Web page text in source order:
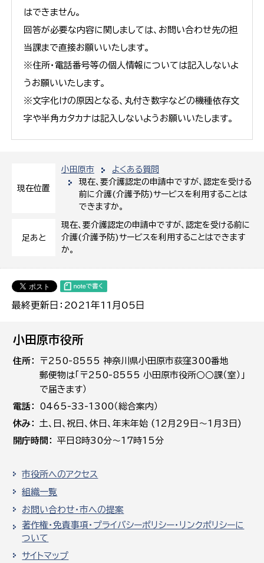
現在位置
小田原市
よくある質問
現在、要介護認定の申請中ですが、認定を受ける
前に介護(介護予防)サービスを利用することは
できますか。
足あと
現在、要介護認定の申請中ですが、認定を受ける前に
介護(介護予防)サービスを利用することはできます
か。
最終更新日：2021年11月05日
はできません。
回答が必要な内容に関しましては、お問い合わせ先の担
当課まで直接お願いいたします。
※住所・電話番号等の個人情報については記入しないよ
うお願いいたします。
※文字化けの原因となる、丸付き数字などの機種依存文
字や半角カタカナは記入しないようお願いいたします。
小田原市役所
住所
〒250-8555 神奈川県小田原市荻窪300番地
郵便物は「〒250-8555 小田原市役所○○課（室）」
で届きます）
電話
0465-33-1300（総合案内）
休み
土､日､祝日、休日、年末年始 (12月29日～1月3日)
開庁時間
平日8時30分～17時15分
市役所へのアクセス
組織一覧
お問い合わせ・市への提案
著作権・免責事項・プライバシーポリシー・リンクポリシーに
ついて
サイトマップ